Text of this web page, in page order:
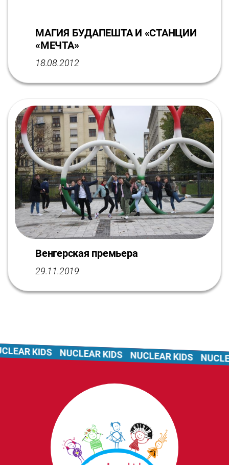
МАГИЯ БУДАПЕШТА И «СТАНЦИИ
«МЕЧТА»
18.08.2012
Венгерская премьера
29.11.2019
KIDS NUCLEAR KIDS NUCLEAR KIDS